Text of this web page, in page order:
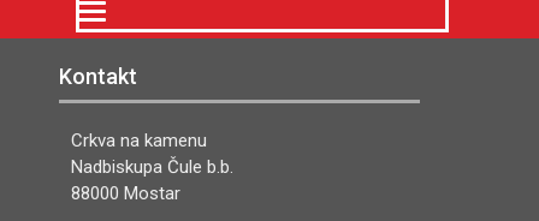
Kontakt
Crkva na kamenu
Nadbiskupa Čule b.b.
88000 Mostar